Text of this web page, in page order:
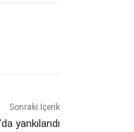
Sonraki İçerik
yankılandı